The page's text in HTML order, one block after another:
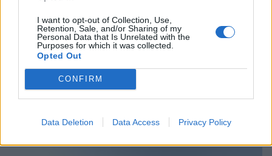
I want to opt-out of Collection, Use,
Retention, Sale, and/or Sharing of my
Personal Data that Is Unrelated with the
Purposes for which it was collected.
Opted Out
CONFIRM
Data Deletion Data Access Privacy Policy
Σπάρτη: Σε εξέλιξη οι εργασίες συντήρησης
στα σχολεία ενόψει της νέας σχολικής χρονιάς
03/08/2026 19:09